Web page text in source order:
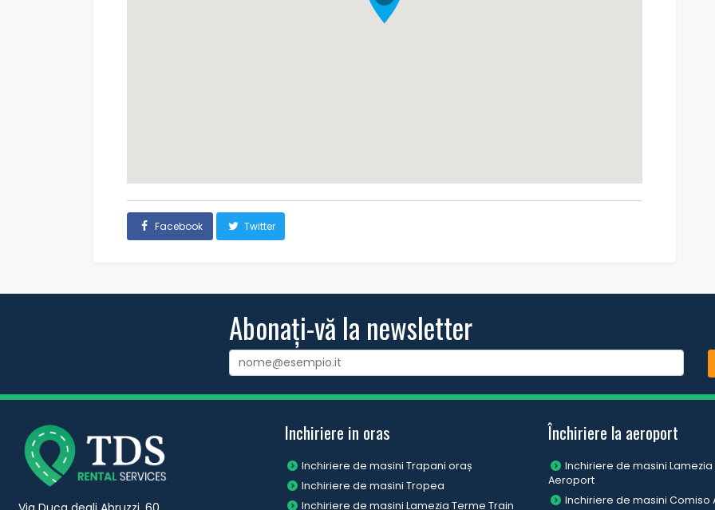
Facebook Twitter
Abonați-vă la newsletter
Inchiriere in oras
Inchiriere de masini Trapani oraș
Inchiriere de masini Tropea
Inchiriere de masini Lamezia Terme Train
Închiriere la aeroport
Inchiriere de masini Lamezia
Aeroport
Inchiriere de masini Comiso